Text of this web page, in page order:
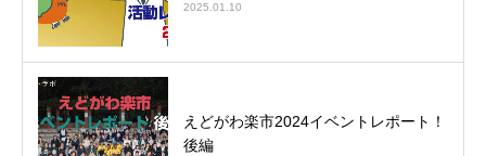
2025.01.10
えどがわ楽市2024イベントレポート！
後編